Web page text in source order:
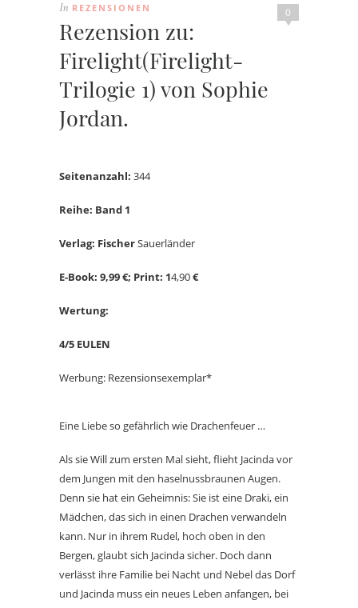
0
In REZENSIONEN
Rezension zu:
Firelight(Firelight-
Trilogie 1) von Sophie
Jordan.
Seitenanzahl: 344
Reihe: Band 1
Verlag: FischerSauerländer
E-Book: 9,99 €; Print: 14,90€
Wertung:
4/5 EULEN
Werbung: Rezensionsexemplar*
Eine Liebe so gefährlich wie Drachenfeuer …
Als sie Will zum ersten Mal sieht, flieht Jacinda vor
dem Jungen mit den haselnussbraunen Augen.
Denn sie hat ein Geheimnis: Sie ist eine Draki, ein
Mädchen, das sich in einen Drachen verwandeln
kann. Nur in ihrem Rudel, hoch oben in den
Bergen, glaubt sich Jacinda sicher. Doch dann
verlässt ihre Familie bei Nacht und Nebel das Dorf
und Jacinda muss ein neues Leben anfangen, bei